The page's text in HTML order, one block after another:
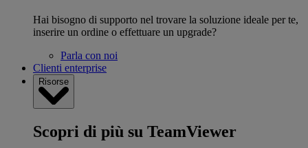
Hai bisogno di supporto nel trovare la soluzione ideale per te,
inserire un ordine o effettuare un upgrade?
Parla con noi
Clienti enterprise
Risorse
Scopri di più su TeamViewer